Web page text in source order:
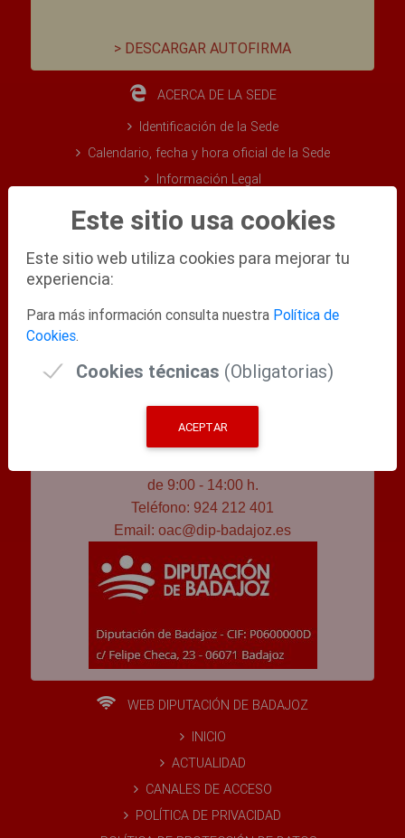
> DESCARGAR AUTOFIRMA
ACERCA DE LA SEDE
Identificación de la Sede
Calendario, fecha y hora oficial de la Sede
Información Legal
Certificados Digitales admitidos
Validación Certificados y Sede Electrónica
Mapa Web
Ayuda Técnica
de 9:00 - 14:00 h.
Teléfono: 924 212 401
Email: oac@dip-badajoz.es
WEB DIPUTACIÓN DE BADAJOZ
INICIO
ACTUALIDAD
CANALES DE ACCESO
POLÍTICA DE PRIVACIDAD
Este sitio usa cookies
Este sitio web utiliza cookies para mejorar tu
experiencia:
Para más información consulta nuestra Política de
Cookies.
Cookies técnicas (Obligatorias)
ACEPTAR